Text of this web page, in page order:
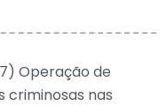
Operação de
criminosas nas